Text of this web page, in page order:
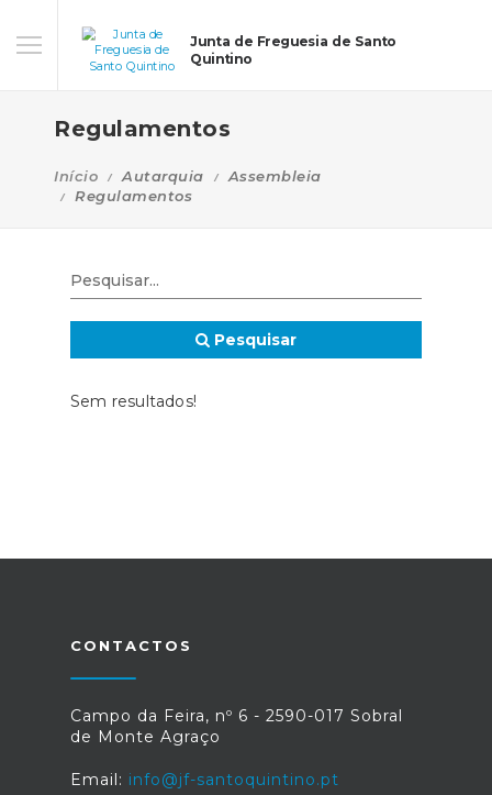
Junta de Freguesia de Santo
Quintino
Regulamentos
Início Autarquia
Assembleia
Regulamentos
Pesquisar
Sem resultados!
CONTACTOS
Campo da Feira, nº 6 - 2590-017 Sobral
de Monte Agraço
Email: info@jf-santoquintino.pt